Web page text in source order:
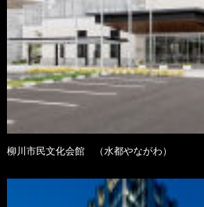
柳川市民文化会館 （水都やながわ）